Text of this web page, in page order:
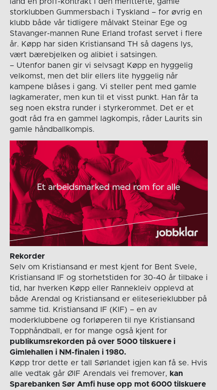
storklubben Gummersbach i Tyskland – for øvrig en
klubb både vår tidligere målvakt Steinar Ege og
Stavanger-mannen Rune Erland trofast servet i flere
år. Køpp har siden Kristiansand TH så dagens lys,
vært bærebjelken og alibiet i satsingen.
– Utenfor banen gir vi selvsagt Køpp en hyggelig
velkomst, men det blir ellers lite hyggelig når
kampene blåses i gang. Vi steller pent med gamle
lagkamerater, men kun til et visst punkt. Han får ta
seg noen ekstra runder i styrkerommet. Det er et
godt råd fra en gammel lagkompis, råder Laurits sin
gamle håndballkompis.
Rekorder
Selv om Kristiansand er mest kjent for Bent Svele,
Kristiansand IF og storhetstiden for 30-40 år tilbake i
tid, har hverken Køpp eller Rannekleiv opplevd at
både Arendal og Kristiansand er eliteserieklubber på
samme tid. Kristiansand IF (KIF) – en av
moderklubbene og forløperen til nye Kristiansand
Topphåndball, er for mange også kjent for
publikumsrekorden på over 5000 tilskuere i
Gimlehallen i NM-finalen i 1980.
Køpp tror dette er tall Sørlandet igjen kan få se. Hvis
alle vedtak går ØIF Arendals vei fremover, kan
Sparebanken Sør Amfi huse opp mot 6000 tilskuere